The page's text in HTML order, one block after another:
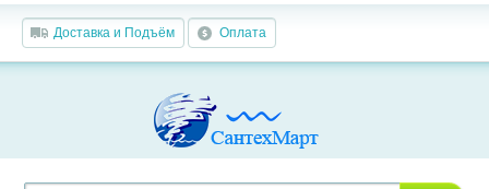
Доставка и Подъём Оплата